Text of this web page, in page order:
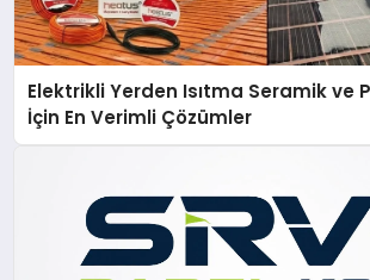
Elektrikli Yerden Isıtma Seramik ve
İçin En Verimli Çözümler